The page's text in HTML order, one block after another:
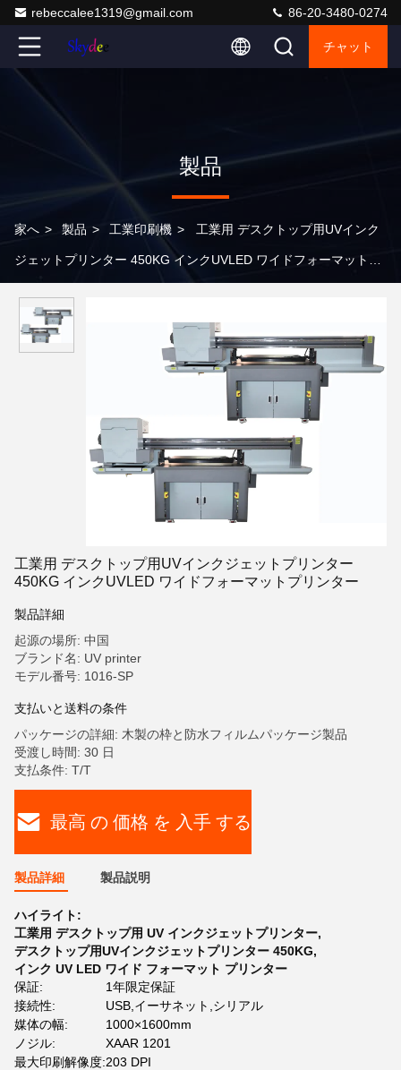
rebeccalee1319@gmail.com 86-20-3480-0274
チャット
製品
家へ > 製品 > 工業印刷機 > 工業用 デスクトップ用UVインク
ジェットプリンター 450KG インクUVLED ワイドフォーマットプ
工業用 デスクトップ用UVインクジェットプリンター
450KG インクUVLED ワイドフォーマットプリンター
製品詳細
起源の場所: 中国
ブランド名: UV printer
モデル番号: 1016-SP
支払いと送料の条件
パッケージの詳細: 木製の枠と防水フィルムパッケージ製品
受渡し時間: 30 日
支払条件: T/T
最高 の 価格 を 入手 する
製品詳細 製品説明
ハイライト:
工業用 デスクトップ用 UV インクジェットプリンター,
デスクトップ用UVインクジェットプリンター 450KG,
インク UV LED ワイド フォーマット プリンター
保証:
1年限定保証
接続性:
USB,イーサネット,シリアル
媒体の幅:
1000×1600mm
ノジル:
XAAR 1201
最大印刷解像度:203 DPI